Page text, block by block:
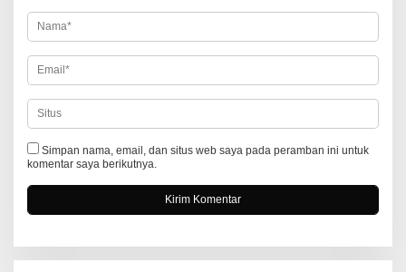
s
Simpan nama, email, dan situs web saya pada peramban ini untuk
komentar saya berikutnya.